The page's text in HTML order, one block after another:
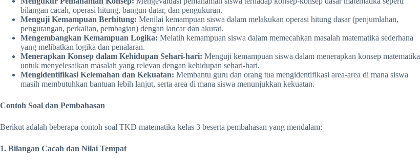
bilangan cacah, operasi hitung, bangun datar, dan pengukuran.
Menguji Kemampuan Berhitung: Menilai kemampuan siswa dalam melakukan operasi hitung dasar (penjumlahan,
pengurangan, perkalian, pembagian) dengan lancar dan akurat.
Mengembangkan Kemampuan Logika: Melatih kemampuan siswa dalam memecahkan masalah matematika sederhana
yang melibatkan logika dan penalaran.
Menerapkan Konsep dalam Kehidupan Sehari-hari: Menguji kemampuan siswa dalam menerapkan konsep matematika
untuk menyelesaikan masalah yang relevan dengan kehidupan sehari-hari.
Mengidentifikasi Kelemahan dan Kekuatan: Membantu guru dan orang tua mengidentifikasi area-area di mana siswa
masih membutuhkan bantuan lebih lanjut, serta area di mana siswa menunjukkan kekuatan.
Contoh Soal dan Pembahasan
Berikut adalah beberapa contoh soal TKD matematika kelas 3 beserta pembahasan yang mendalam:
1. Bilangan Cacah dan Nilai Tempat